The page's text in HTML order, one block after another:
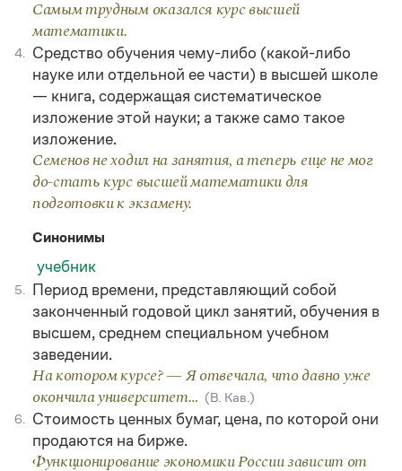
Самым трудным оказался курс высшей
математики.
4.
Средство обучения чему-либо (какой-либо
науке или отдельной ее части) в высшей школе
— книга, содержащая систематическое
изложение этой науки; а также само такое
изложение.
Семенов не ходил на занятия, а теперь еще не мог
до-стать курс высшей математики для
подготовки к экзамену.
Синонимы
учебник
5.
Период времени, представляющий собой
законченный годовой цикл занятий, обучения в
высшем, среднем специальном учебном
заведении.
На котором курсе? — Я отвечала, что давно уже
окончила университет… (В. Кав.)
6.
Стоимость ценных бумаг, цена, по которой они
продаются на бирже.
Функционирование экономики России зависит от